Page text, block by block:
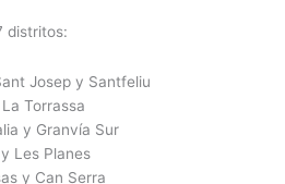
distritos:
Josep y Santfeliu
Torrassa
y Granvía Sur
Les Planes
y Can Serra